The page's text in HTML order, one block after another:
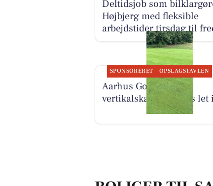
Deltidsjob som
Højbjerg med fleksible
arbejdstider tirsdag til
SPONSORERET OPSLAGSTAVLEN
Aarhus Golf Club
vertikalskærer greens let